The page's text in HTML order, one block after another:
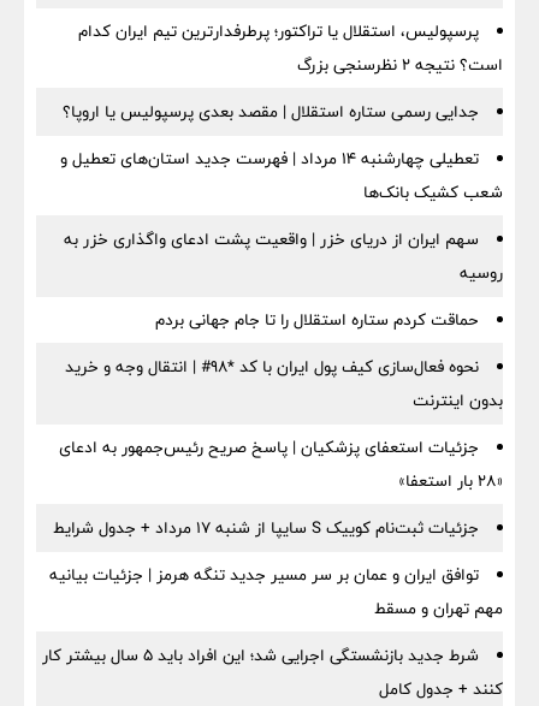
پرسپولیس، استقلال یا تراکتور؛ پرطرفدارترین تیم ایران کدام
است؟ نتیجه ۲ نظرسنجی بزرگ
جدایی رسمی ستاره استقلال | مقصد بعدی پرسپولیس یا اروپا؟
تعطیلی چهارشنبه ۱۴ مرداد | فهرست جدید استان‌های تعطیل و
شعب کشیک بانک‌ها
سهم ایران از دریای خزر | واقعیت پشت ادعای واگذاری خزر به
روسیه
حماقت کردم ستاره استقلال را تا جام جهانی بردم
نحوه فعال‌سازی کیف پول ایران با کد *98# | انتقال وجه و خرید
بدون اینترنت
جزئیات استعفای پزشکیان | پاسخ صریح رئیس‌جمهور به ادعای
«۲۸ بار استعفا»
جزئیات ثبت‌نام کوییک S سایپا از شنبه ۱۷ مرداد + جدول شرایط
توافق ایران و عمان بر سر مسیر جدید تنگه هرمز | جزئیات بیانیه
مهم تهران و مسقط
شرط جدید بازنشستگی اجرایی شد؛ این افراد باید ۵ سال بیشتر کار
کنند + جدول کامل